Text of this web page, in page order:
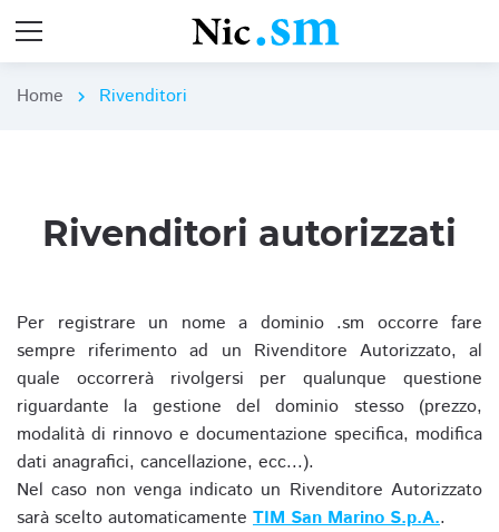
Home chevron_right Rivenditori
Rivenditori autorizzati
Per registrare un nome a dominio .sm occorre fare
sempre riferimento ad un Rivenditore Autorizzato, al
quale occorrerà rivolgersi per qualunque questione
riguardante la gestione del dominio stesso (prezzo,
modalità di rinnovo e documentazione specifica, modifica
dati anagrafici, cancellazione, ecc...).
Nel caso non venga indicato un Rivenditore Autorizzato
sarà scelto automaticamente TIM San Marino S.p.A..